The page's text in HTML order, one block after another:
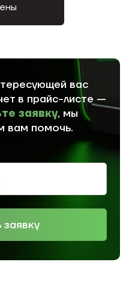
вас
в прайс-листе —
заявку, мы
вам помочь.